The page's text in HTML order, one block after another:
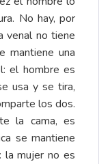
No hay, por
venal no tiene
mantiene una
el hombre es
usa y se tira,
los dos.
la cama, es
se mantiene
la mujer no es